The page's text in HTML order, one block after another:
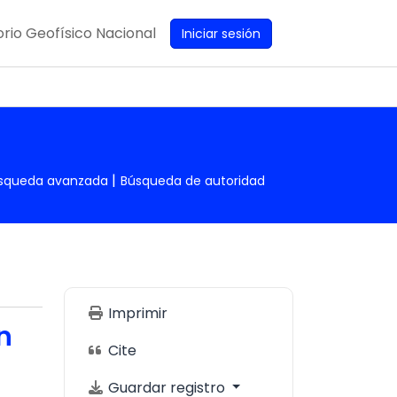
Geofísico Nacional Iniciar sesión
avanzada Búsqueda de autoridad
Imprimir
Cite
Guardar registro